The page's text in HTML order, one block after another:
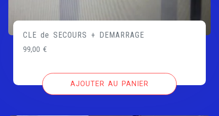
CLE de SECOURS + DEMARRAGE
99,00€
AJOUTER AU PANIER